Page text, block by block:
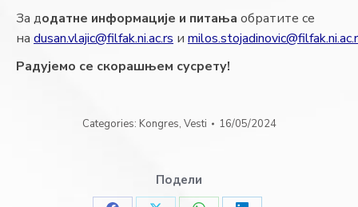
За додатне информације и питања обратите се
на dusan.vlajic@filfak.ni.ac.rs и
Радујемо се скорашњем сусрету!
Categories: Kongres, Vesti 16/05/2024
Подели